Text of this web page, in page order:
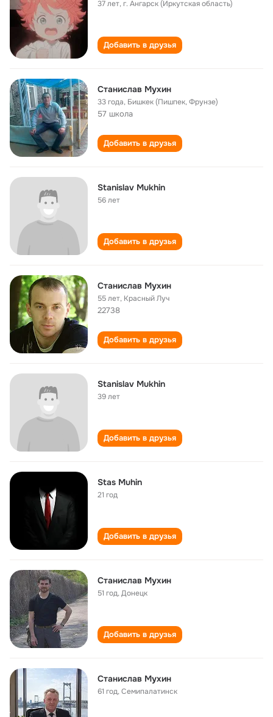
37 лет,г. Ангарск (Иркутская область)
Добавить в друзья
Станислав Мухин
33 года, Бишкек (Пишпек, Фрунзе)
57 школа
Добавить в друзья
Stanislav Mukhin
56 лет
Добавить в друзья
Станислав Мухин
55 лет, Красный Луч
22738
Добавить в друзья
Stanislav Mukhin
39 лет
Добавить в друзья
Stas Muhin
21 год
Добавить в друзья
Станислав Мухин
51 год,Донецк
Добавить в друзья
Станислав Мухин
61 год,Семипалатинск